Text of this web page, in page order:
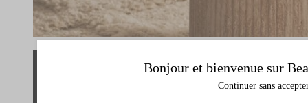
Bonjour et bienvenue sur
Continuer sans